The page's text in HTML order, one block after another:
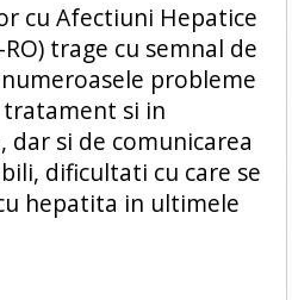
cu Afectiuni Hepatice
trage cu semnal de
probleme
tratament si in
si de comunicarea
dificultati cu care se
hepatita in ultimele